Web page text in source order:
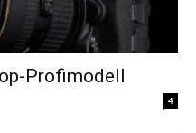
Profimodell
4